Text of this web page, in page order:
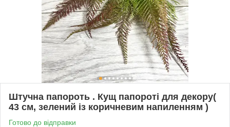
Штучна папороть . Кущ папороті для декору(
43 см, зелений із коричневим напиленням )
Готово до відправки